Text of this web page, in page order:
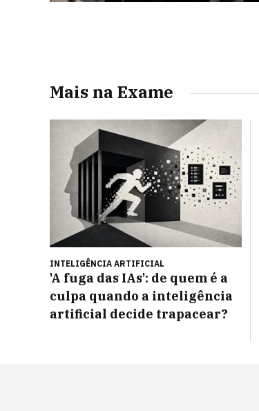
Mais na Exame
INTELIGÊNCIA ARTIFICIAL
'A fuga das IAs': de quem é a
culpa quando a inteligência
artificial decide trapacear?